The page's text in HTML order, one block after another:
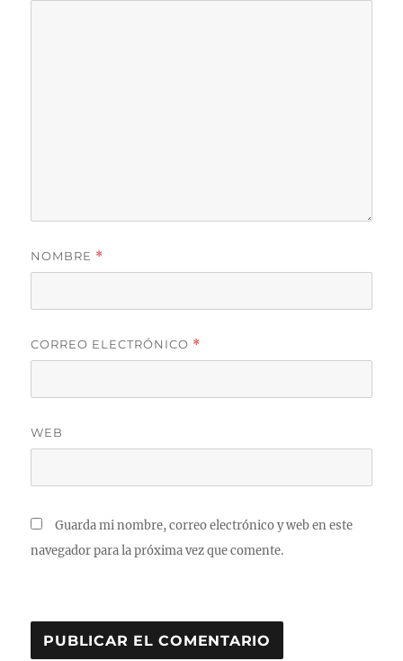
NOMBRE *
CORREO ELECTRÓNICO *
WEB
Guarda mi nombre, correo electrónico y web en este
navegador para la próxima vez que comente.